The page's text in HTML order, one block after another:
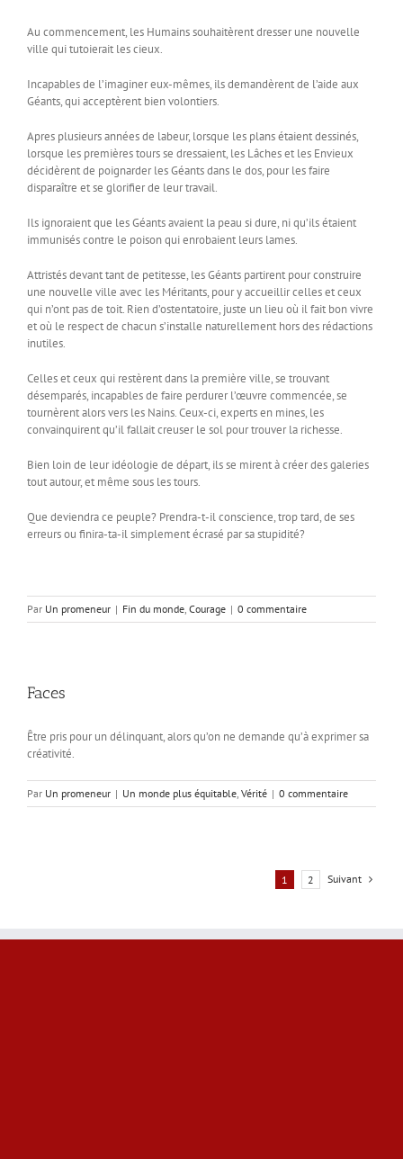
Au commencement, les Humains souhaitèrent dresser une nouvelle
ville qui tutoierait les cieux.
Incapables de l’imaginer eux-mêmes, ils demandèrent de l’aide aux
Géants, qui acceptèrent bien volontiers.
Apres plusieurs années de labeur, lorsque les plans étaient dessinés,
lorsque les premières tours se dressaient, les Lâches et les Envieux
décidèrent de poignarder les Géants dans le dos, pour les faire
disparaître et se glorifier de leur travail.
Ils ignoraient que les Géants avaient la peau si dure, ni qu’ils étaient
immunisés contre le poison qui enrobaient leurs lames.
Attristés devant tant de petitesse, les Géants partirent pour construire
une nouvelle ville avec les Méritants, pour y accueillir celles et ceux
qui n’ont pas de toit. Rien d’ostentatoire, juste un lieu où il fait bon vivre
et où le respect de chacun s’installe naturellement hors des rédactions
inutiles.
Celles et ceux qui restèrent dans la première ville, se trouvant
désemparés, incapables de faire perdurer l’œuvre commencée, se
tournèrent alors vers les Nains. Ceux-ci, experts en mines, les
convainquirent qu’il fallait creuser le sol pour trouver la richesse.
Bien loin de leur idéologie de départ, ils se mirent à créer des galeries
tout autour, et même sous les tours.
Que deviendra ce peuple? Prendra-t-il conscience, trop tard, de ses
erreurs ou finira-ta-il simplement écrasé par sa stupidité?
Par Un promeneur | Fin du monde, Courage | 0 commentaire
Faces
Être pris pour un délinquant, alors qu’on ne demande qu’à exprimer sa
créativité.
Par Un promeneur | Un monde plus équitable, Vérité | 0 commentaire
1 2 Suivant